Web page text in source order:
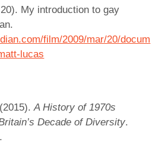
My introduction to gay
film/2009/mar/20/docum
lucas
A History of 1970s
Decade of Diversity.